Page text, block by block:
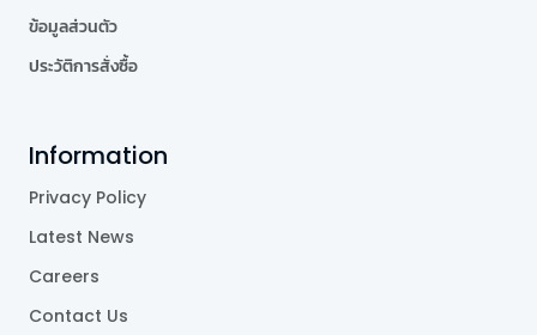
ข้อมูลส่วนตัว
ประวัติการสั่งซื้อ
Information
Privacy Policy
Latest News
Careers
Contact Us